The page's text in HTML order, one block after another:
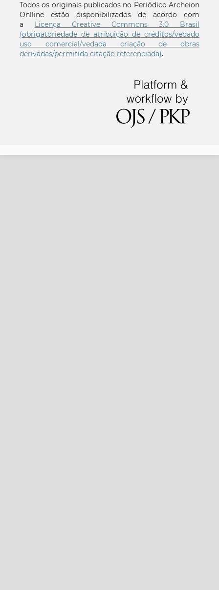
Todos os originais publicados no Periódico Archeion
Onlline estão disponibilizados de acordo com
a
Licença Creative Commons 3.0 Brasil
(obrigatoriedade de atribuição de créditos/vedado
uso comercial/vedada criação de obras
derivadas/permitida citação referenciada).